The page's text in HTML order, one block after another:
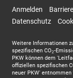
Anmelden
Datenschutz
Weitere Informationen
spezifischen CO2-
PKW können dem
offiziellen spezifischen
neuer PKW'